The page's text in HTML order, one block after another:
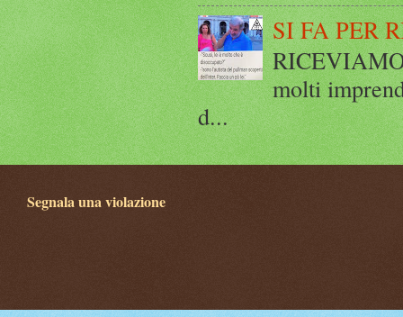
SI FA PER
molti
d...
Segnala una violazione